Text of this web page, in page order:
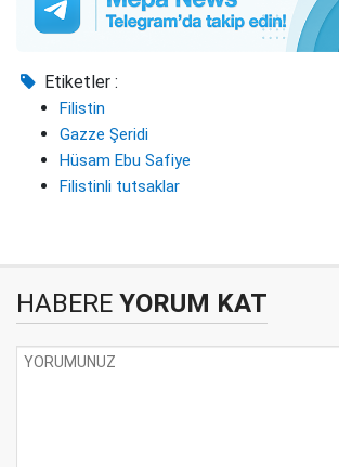
Etiketler :
Filistin
Gazze Şeridi
Hüsam Ebu Safiye
Filistinli tutsaklar
HABERE YORUM KAT